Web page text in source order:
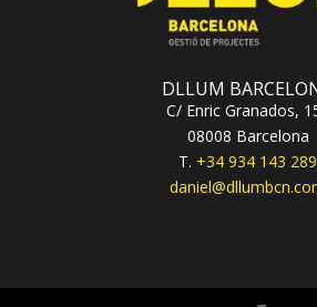
DLLUM
C/ Enric Granados,
08008 Barcelona
T. +34 934 143 289